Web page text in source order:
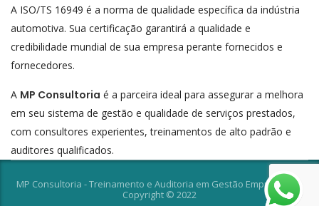
A ISO/TS 16949 é a norma de qualidade específica da indústria
automotiva. Sua certificação garantirá a qualidade e
credibilidade mundial de sua empresa perante fornecidos e
fornecedores.
A MP Consultoria é a parceira ideal para assegurar a melhora
em seu sistema de gestão e qualidade de serviços prestados,
com consultores experientes, treinamentos de alto padrão e
auditores qualificados.
MP Consultoria - Treinamento e Auditoria em Gestão Empresarial -
Copyright © 2022